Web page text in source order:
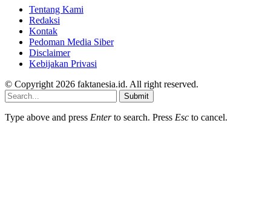
Tentang Kami
Redaksi
Kontak
Pedoman Media Siber
Disclaimer
Kebijakan Privasi
© Copyright 2026 faktanesia.id. All right reserved.
Submit
Type above and press Enterto search. Press Esc to cancel.